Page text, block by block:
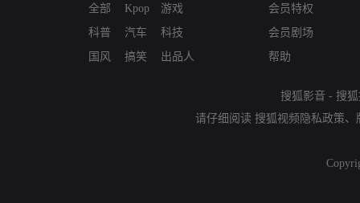
全部
科普
国风
Kpop
汽车
搞笑
游戏
科技
出品人
会员特权
会员剧场
帮助
搜狐影音 - 搜
请仔细阅读 搜狐视频隐私政策、